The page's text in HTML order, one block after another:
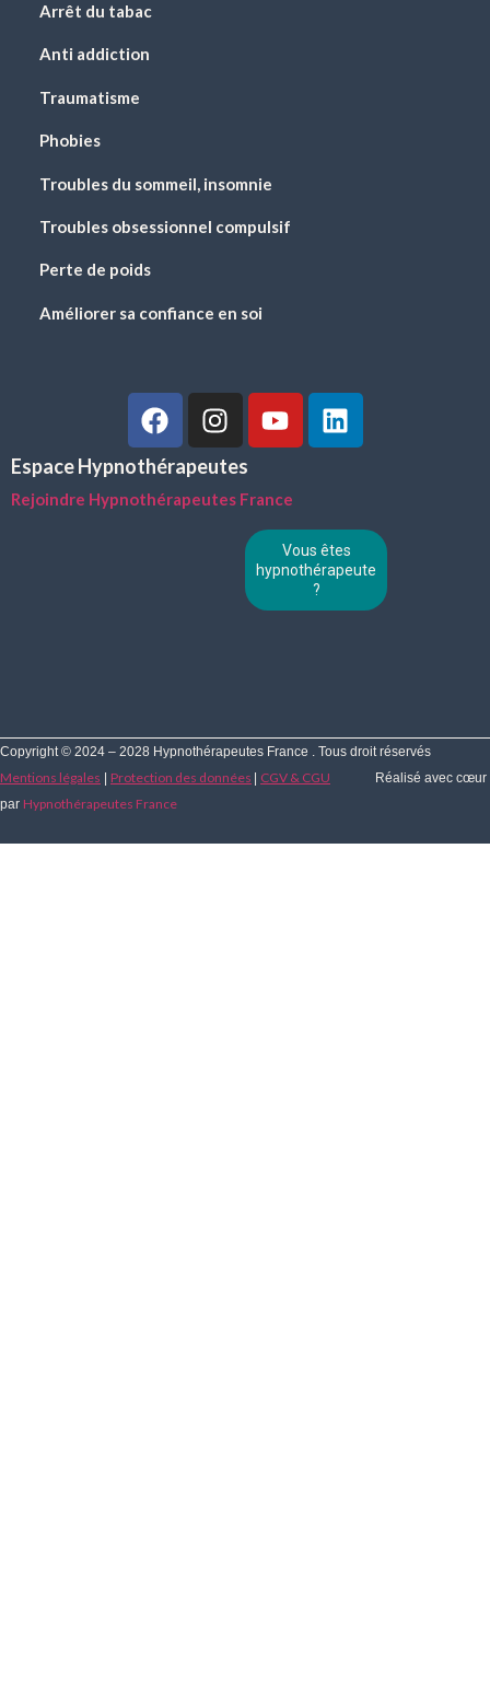
Arrêt du tabac
Anti addiction
Traumatisme
Phobies
Troubles du sommeil, insomnie
Troubles obsessionnel compulsif
Perte de poids
Améliorer sa confiance en soi
Espace Hypnothérapeutes
Rejoindre Hypnothérapeutes France
Vous êtes
hypnothérapeute
?
Copyright © 2024 – 2028 Hypnothérapeutes France . Tous droit réservés
Mentions légales | Protection des données | CGV & CGU
Réalisé avec cœur
par Hypnothérapeutes France